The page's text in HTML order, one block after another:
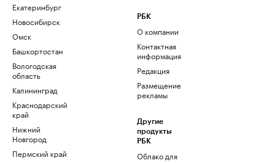
Екатеринбург
Новосибирск
Омск
Башкортостан
Вологодская
область
Калининград
Краснодарский
край
Нижний
Новгород
Пермский край
РБК
О компании
Контактная
информация
Редакция
Размещение
рекламы
Другие
продукты
РБК
Облако для